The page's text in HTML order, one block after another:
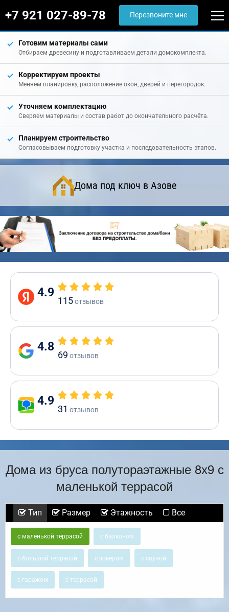
+7 921 027-89-78 Перезвоните мне
Готовим материалы сами
Отбираем древесину и подготавливаем детали домокомплекта.
Корректируем проекты
Меняем планировку, расположение окон, дверей и перегородок.
Уточняем комплектацию
Сверяем материалы и состав работ до окончательного расчёта.
Планируем строительство
Согласовываем подготовку участка и последовательность этапов.
Дома под ключ в Азове
4.9
115отзывов
4.8
69 отзывов
4.9
31 отзывов
Дома из бруса полутораэтажные 8х9 с
маленькой террасой
Тип Размер Этажность Все
с маленькой террасой с балконом
с большой террасой с эркером с сауной
с гаражом с террасой